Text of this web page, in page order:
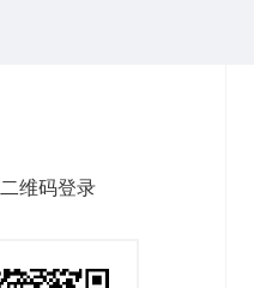
维码登录